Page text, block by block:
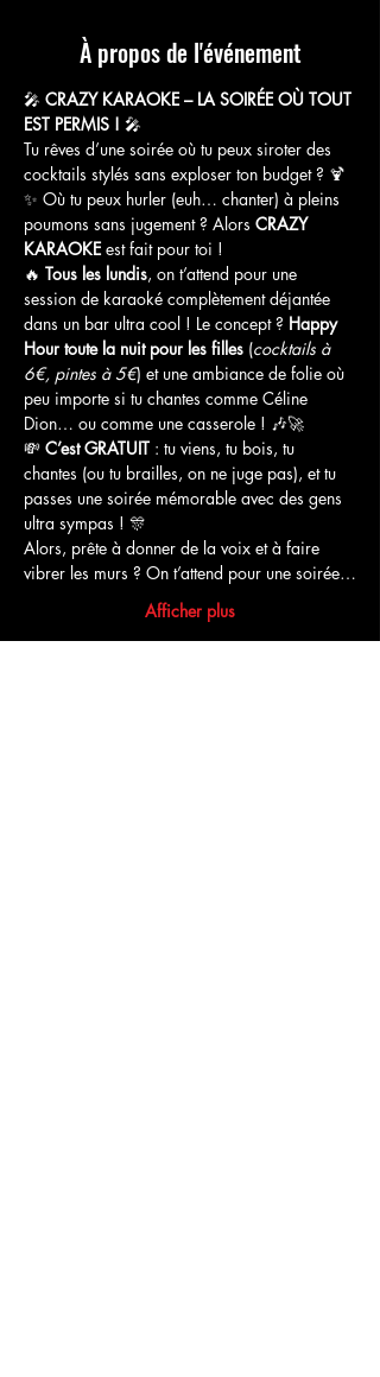
À propos de l'événement
🎤 CRAZY KARAOKE – LA SOIRÉE OÙ TOUT
EST PERMIS ! 🎤
Tu rêves d’une soirée où tu peux siroter des
cocktails stylés sans exploser ton budget ? 🍹
✨ Où tu peux hurler (euh… chanter) à pleins
poumons sans jugement ? Alors CRAZY
KARAOKE est fait pour toi !
🔥 Tous les lundis, on t’attend pour une
session de karaoké complètement déjantée
dans un bar ultra cool ! Le concept ? Happy
Hour toute la nuit pour les filles (cocktails à
6€, pintes à 5€) et une ambiance de folie où
peu importe si tu chantes comme Céline
Dion… ou comme une casserole ! 🎶🚀
💸 C’est GRATUIT : tu viens, tu bois, tu
chantes (ou tu brailles, on ne juge pas), et tu
passes une soirée mémorable avec des gens
ultra sympas ! 🎊
Alors, prête à donner de la voix et à faire
vibrer les murs ? On t’attend pour une soirée…
Afficher plus